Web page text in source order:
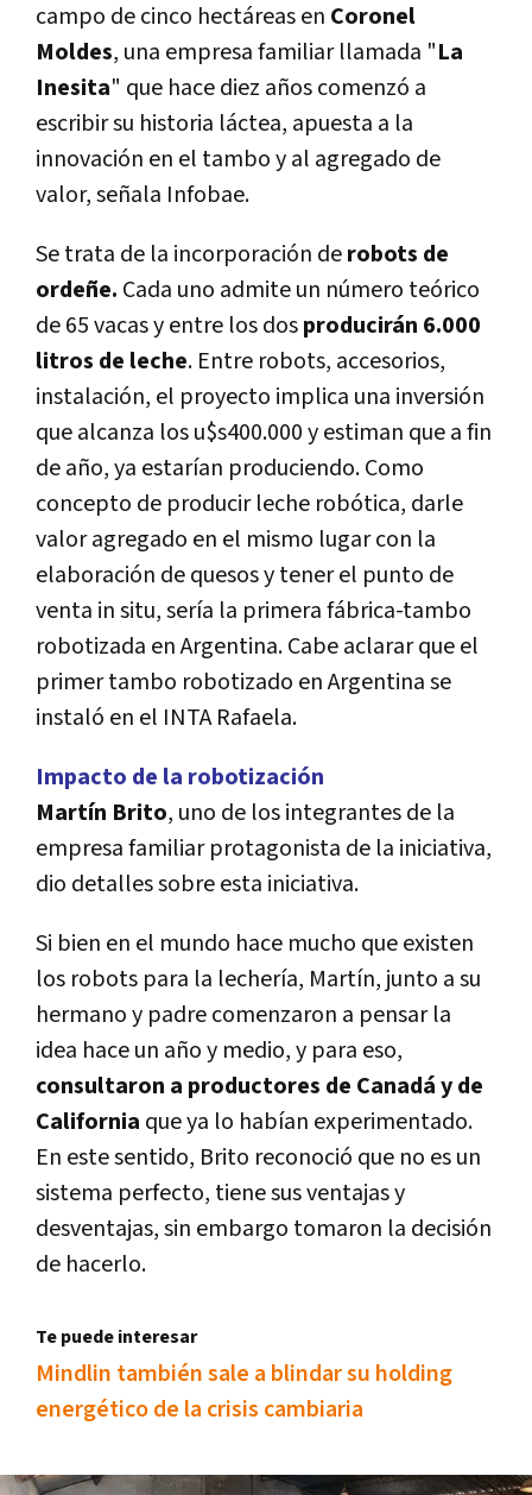
campo de cinco hectáreas en Coronel
Moldes, una empresa familiar llamada "La
Inesita" que hace diez años comenzó a
escribir su historia láctea, apuesta a la
innovación en el tambo y al agregado de
valor, señala Infobae.
Se trata de la incorporación derobots de
ordeñe. Cada uno admite un número teórico
de 65 vacas y entre los dosproducirán 6.000
litros de leche. Entre robots, accesorios,
instalación, el proyecto implica una inversión
que alcanza los u$s400.000 y estiman que a fin
de año, ya estarí­an produciendo. Como
concepto de producir leche robótica, darle
valor agregado en el mismo lugar con la
elaboración de quesos y tener el punto de
venta in situ, serí­a la primera fábrica-tambo
robotizada en Argentina. Cabe aclarar que el
primer tambo robotizado en Argentina se
instaló en el INTA Rafaela.
Impacto de la robotización
Martí­n Brito, uno de los integrantes de la
empresa familiar protagonista de la iniciativa,
dio detalles sobre esta iniciativa.
Si bien en el mundo hace mucho que existen
los robots para la lecherí­a, Martí­n, junto a su
hermano y padre comenzaron a pensar la
idea hace un año y medio, y para eso,
consultaron a productores de Canadá y de
California que ya lo habí­an experimentado.
En este sentido, Brito reconoció que no es un
sistema perfecto, tiene sus ventajas y
desventajas, sin embargo tomaron la decisión
de hacerlo.
Te puede interesar
Mindlin también sale a blindar su holding
energético de la crisis cambiaria